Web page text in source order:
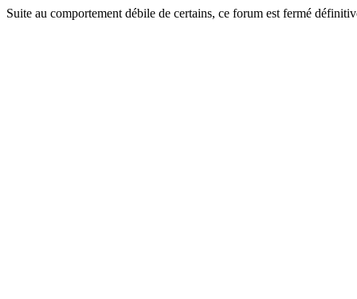
Suite au comportement débile de certains, ce forum est fermé